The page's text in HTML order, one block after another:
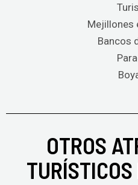
Mejillones
Bancos
OTROS